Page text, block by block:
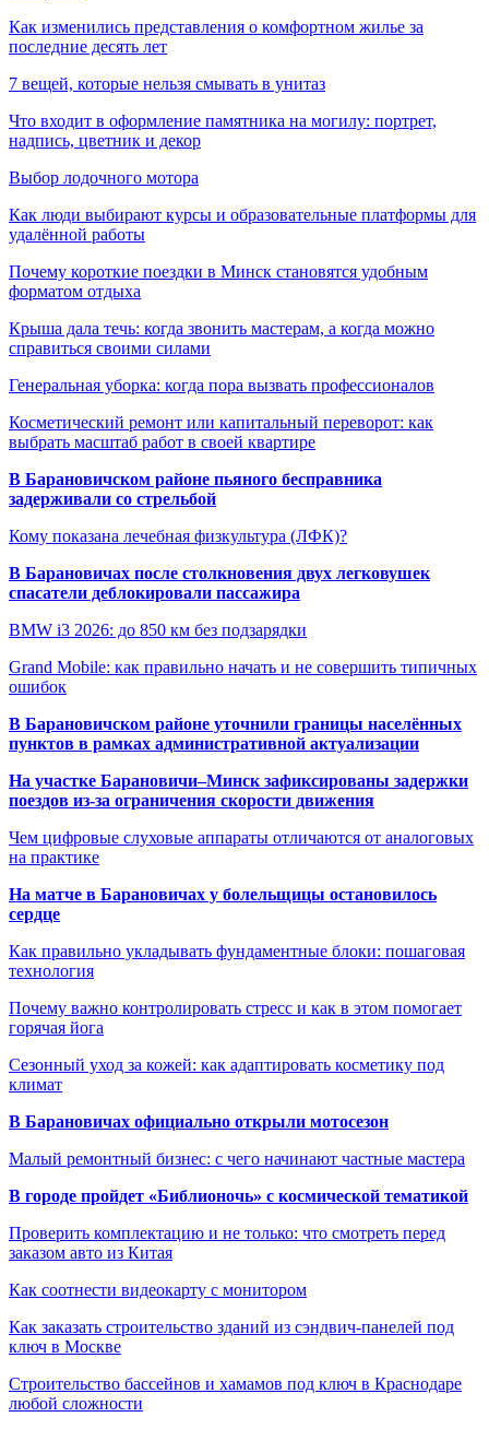
Как изменились представления о комфортном жилье за
последние десять лет
7 вещей, которые нельзя смывать в унитаз
Что входит в оформление памятника на могилу: портрет,
надпись, цветник и декор
Выбор лодочного мотора
Как люди выбирают курсы и образовательные платформы для
удалённой работы
Почему короткие поездки в Минск становятся удобным
форматом отдыха
Крыша дала течь: когда звонить мастерам, а когда можно
справиться своими силами
Генеральная уборка: когда пора вызвать профессионалов
Косметический ремонт или капитальный переворот: как
выбрать масштаб работ в своей квартире
В Барановичском районе пьяного бесправника
задерживали со стрельбой
Кому показана лечебная физкультура (ЛФК)?
В Барановичах после столкновения двух легковушек
спасатели деблокировали пассажира
BMW i3 2026: до 850 км без подзарядки
Grand Mobile: как правильно начать и не совершить типичных
ошибок
В Барановичском районе уточнили границы населённых
пунктов в рамках административной актуализации
На участке Барановичи–Минск зафиксированы задержки
поездов из-за ограничения скорости движения
Чем цифровые слуховые аппараты отличаются от аналоговых
на практике
На матче в Барановичах у болельщицы остановилось
сердце
Как правильно укладывать фундаментные блоки: пошаговая
технология
Почему важно контролировать стресс и как в этом помогает
горячая йога
Сезонный уход за кожей: как адаптировать косметику под
климат
В Барановичах официально открыли мотосезон
Малый ремонтный бизнес: с чего начинают частные мастера
В городе пройдет «Библионочь» с космической тематикой
Проверить комплектацию и не только: что смотреть перед
заказом авто из Китая
Как соотнести видеокарту с монитором
Как заказать строительство зданий из сэндвич-панелей под
ключ в Москве
Строительство бассейнов и хамамов под ключ в Краснодаре
любой сложности